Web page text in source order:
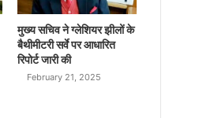
मुख्य सचिव ने ग्लेशियर झीलों के
बैथीमीटरी सर्वे पर आधारित
रिपोर्ट जारी की
February 21, 2025